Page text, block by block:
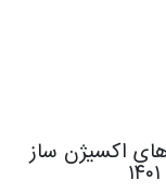
اکسیژن ساز